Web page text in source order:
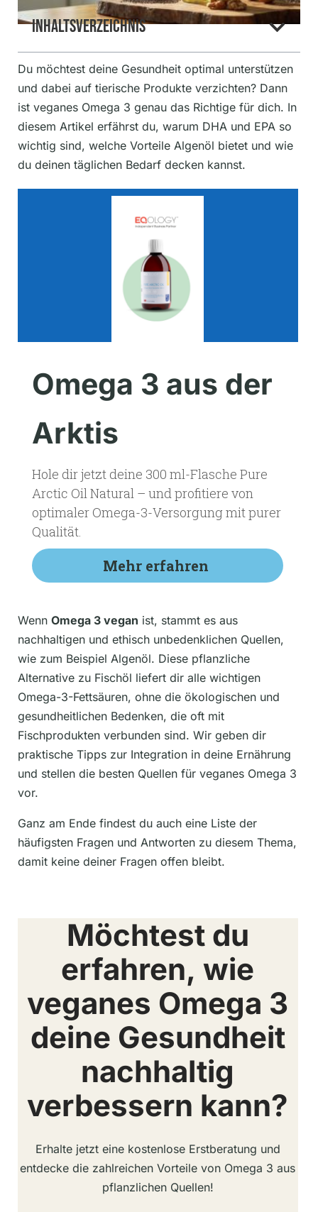
Inhaltsverzeichnis
Du möchtest deine Gesundheit optimal unterstützen
und dabei auf tierische Produkte verzichten? Dann
ist veganes Omega 3 genau das Richtige für dich. In
diesem Artikel erfährst du, warum DHA und EPA so
wichtig sind, welche Vorteile Algenöl bietet und wie
du deinen täglichen Bedarf decken kannst.
Omega 3 aus der
Arktis
Hole dir jetzt deine 300 ml-Flasche Pure
Arctic Oil Natural – und profitiere von
optimaler Omega-3-Versorgung mit purer
Qualität.
Mehr erfahren
Wenn Omega 3 vegan ist, stammt es aus
nachhaltigen und ethisch unbedenklichen Quellen,
wie zum Beispiel Algenöl. Diese pflanzliche
Alternative zu Fischöl liefert dir alle wichtigen
Omega-3-Fettsäuren, ohne die ökologischen und
gesundheitlichen Bedenken, die oft mit
Fischprodukten verbunden sind. Wir geben dir
praktische Tipps zur Integration in deine Ernährung
und stellen die besten Quellen für veganes Omega 3
vor.
Ganz am Ende findest du auch eine Liste der
häufigsten Fragen und Antworten zu diesem Thema,
damit keine deiner Fragen offen bleibt.
Möchtest du
erfahren, wie
veganes Omega 3
deine Gesundheit
nachhaltig
verbessern kann?
Erhalte jetzt eine kostenlose Erstberatung und
entdecke die zahlreichen Vorteile von Omega 3 aus
pflanzlichen Quellen!